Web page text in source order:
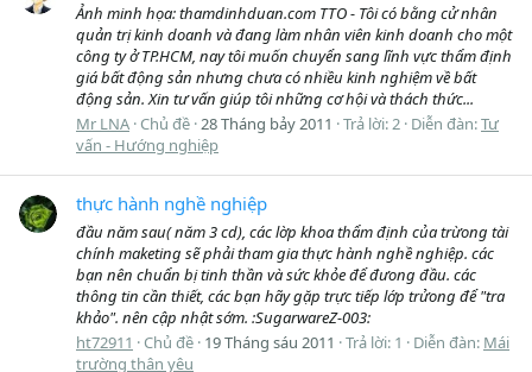
Ảnh minh họa: thamdinhduan.com TTO - Tôi có bằng cử nhân
quản trị kinh doanh và đang làm nhân viên kinh doanh cho một
công ty ở TP.HCM, nay tôi muốn chuyển sang lĩnh vực thẩm định
giá bất động sản nhưng chưa có nhiều kinh nghiệm về bất
động sản. Xin tư vấn giúp tôi những cơ hội và thách thức...
Mr LNA Chủ đề 28 Tháng bảy 2011 Trả lời: 2 Diễn đàn:Tư
vấn - Hướng nghiệp
thực hành nghề nghiệp
đầu năm sau( năm 3 cd), các lờp khoa thẩm định của trừong tài
chính maketing sẽ phải tham gia thực hành nghề nghiệp. các
bạn nên chuẩn bị tinh thần và sức khỏe để đưong đầu. các
thông tin cần thiết, các bạn hãy gặp trực tiếp lớp trửong để "tra
khảo". nên cập nhật sớm. :SugarwareZ-003:
ht72911
Chủ đề 19 Tháng sáu 2011 Trả lời: 1 Diễn đàn: Mái
trường thân yêu